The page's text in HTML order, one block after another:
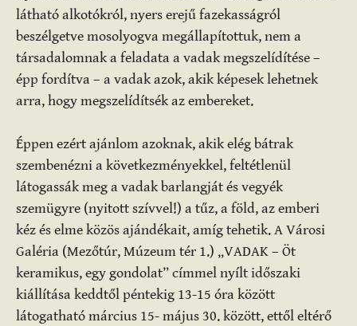
látható alkotókról, nyers erejű fazekasságról
beszélgetve mosolyogva megállapítottuk, nem a
társadalomnak a feladata a vadak megszelídítése –
épp fordítva – a vadak azok, akik képesek lehetnek
arra, hogy megszelídítsék az embereket.
Éppen ezért ajánlom azoknak, akik elég bátrak
szembenézni a következményekkel, feltétlenül
látogassák meg a vadak barlangját és vegyék
szemügyre (nyitott szívvel!) a tűz, a föld, az emberi
kéz és elme közös ajándékait, amíg tehetik. A Városi
Galéria (Mezőtúr, Múzeum tér 1.) „VADAK – Öt
keramikus, egy gondolat” címmel nyílt időszaki
kiállítása keddtől péntekig 13-15 óra között
látogatható március 15- május 30. között, ettől eltérő